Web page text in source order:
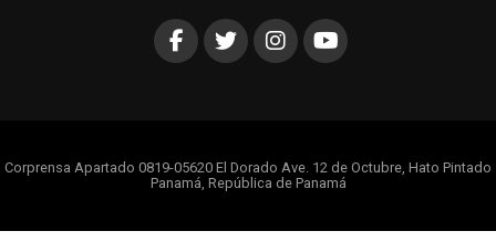
Corprensa Apartado 0819-05620 El Dorado Ave. 12 de Octubre, Hato Pintado
Panamá, República de Panamá